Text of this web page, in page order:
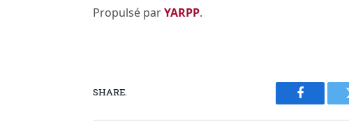
Propulsé parYARPP.
SHARE.
Facebook